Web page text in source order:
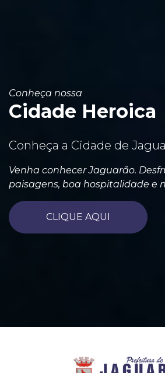
Conheça nossa
Cidade Heroica
Conheça a Cidade de
Venha conhecer Jaguarão.
paisagens, boa hospitalidade e
CLIQUE AQUI